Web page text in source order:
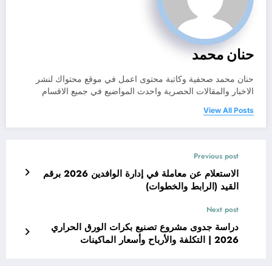
حنان محمد
حنان محمد صحفية وكاتبة محتوى اعمل في موقع محتواك لنشر
الاخبار والمقالات الحصرية واحدث المواضيع في جميع الاقسام
View All Posts
Previous post
الاستعلام عن معاملة في إدارة الوافدين 2026 برقم
القيد (الرابط والخطوات)
Next post
دراسة جدوى مشروع تصنيع بكرات الورق الحراري
2026 | التكلفة والأرباح وأسعار الماكينات